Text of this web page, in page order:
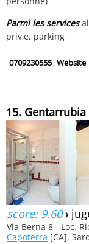
Parmi les services
priv‚e, parking
0709230555 Website
15. Gentarrubia
score: 9.60›
Via Berna 8 - Loc.
Capoterra [CA],